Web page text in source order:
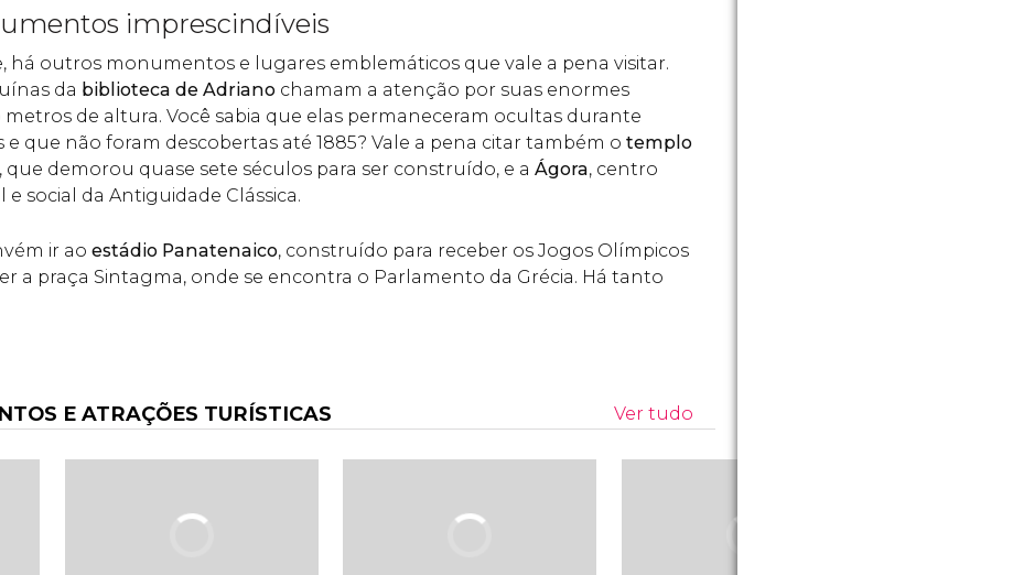
imprescindíveis
há outros monumentos e lugares emblemáticos que vale a pena visitar.
da biblioteca de Adriano chamam a atenção por suas enormes
de altura. Você sabia que elas permaneceram ocultas durante
e que não foram descobertas até 1885? Vale a pena citar também o templo
, que demorou quase sete séculos para ser construído, e a Ágora, centro
e social da Antiguidade Clássica.
ir ao estádio Panatenaico, construído para receber os Jogos Olímpicos
a praça Sintagma, onde se encontra o Parlamento da Grécia. Há tanto
E ATRAÇÕES TURÍSTICAS Ver tudo